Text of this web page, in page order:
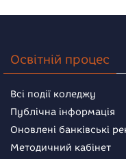
Освітній процес
Всі події коледжу
Публічна інформація
Оновлені банківські
Методичний кабінет